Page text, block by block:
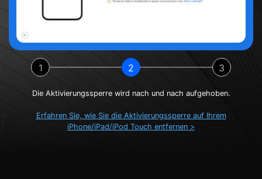
1 2 3
Die Aktivierungssperre wird nach und nach aufgehoben.
Erfahren Sie, wie Sie die Aktivierungssperre auf Ihrem
iPhone/iPad/iPod Touch entfernen >